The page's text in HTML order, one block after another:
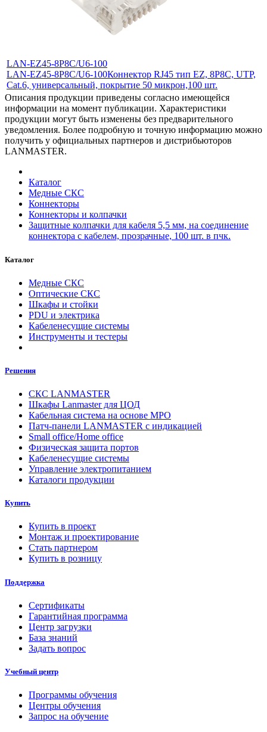
LAN-EZ45-8P8C/U6-100
LAN-EZ45-8P8C/U6-100Коннектор RJ45 тип EZ, 8P8C, UTP,
Cat.6, универсальный, покрытие 50 микрон,100 шт.
Описания продукции приведены согласно имеющейся
информации на момент публикации. Характеристики
продукции могут быть изменены без предварительного
уведомления. Более подробную и точную информацию можно
получить у официальных партнеров и дистрибьюторов
LANMASTER.
Каталог
Медные СКС
Коннекторы
Коннекторы и колпачки
Защитные колпачки для кабеля 5,5 мм, на соединение
коннектора с кабелем, прозрачные, 100 шт. в пчк.
Каталог
Медные СКС
Оптические СКС
Шкафы и стойки
PDU и электрика
Кабеленесущие системы
Инструменты и тестеры
Решения
СКС LANMASTER
Шкафы Lanmaster для ЦОД
Кабельная система на основе MPO
Патч-панели LANMASTER с индикацией
Small office/Home office
Физическая защита портов
Кабеленесущие системы
Управление электропитанием
Каталоги продукции
Купить
Купить в проект
Монтаж и проектирование
Стать партнером
Купить в розницу
Поддержка
Сертификаты
Гарантийная программа
Центр загрузки
База знаний
Задать вопрос
Учебный центр
Программы обучения
Центры обучения
Запрос на обучение